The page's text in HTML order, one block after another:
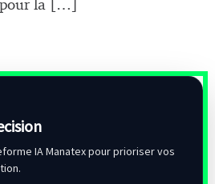
la […]
IA Manatex pour prioriser vos